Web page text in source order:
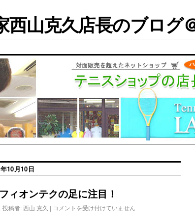
西山克久店長のブログ
10月10日
ィオンテクの足に注目！
投稿者: 西山 克久 | コメントを受け付けていません